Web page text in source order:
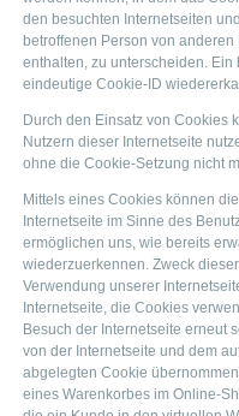
den besuchten Internetseiten
betroffenen Person von
enthalten, zu unterscheiden.
eindeutige Cookie-ID
Durch den Einsatz von Cookies
Nutzern dieser Internetseite
ohne die Cookie-Setzung nicht
Mittels eines Cookies können
Internetseite im Sinne des
ermöglichen uns, wie bereits
wiederzuerkennen. Zweck
Verwendung unserer
Internetseite, die Cookies
Besuch der Internetseite erneut
von der Internetseite und dem
abgelegten Cookie
eines Warenkorbes im Online-